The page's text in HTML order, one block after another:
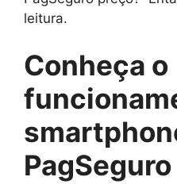
leitura.
Conheça o